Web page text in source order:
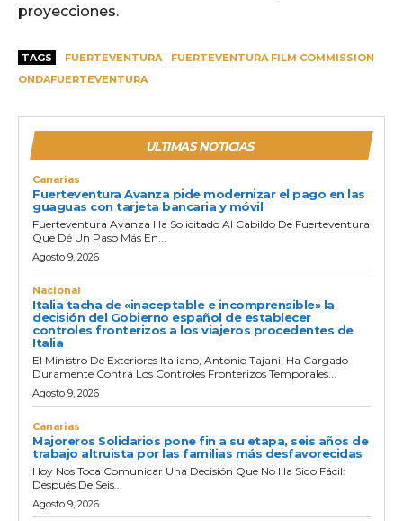
proyecciones.
TAGS FUERTEVENTURA
FUERTEVENTURA FILM COMMISSION
ONDAFUERTEVENTURA
ULTIMAS NOTICIAS
Canarias
Fuerteventura Avanza pide modernizar el pago en las
guaguas con tarjeta bancaria y móvil
Fuerteventura Avanza Ha Solicitado Al Cabildo De Fuerteventura
Que Dé Un Paso Más En...
Agosto 9, 2026
Nacional
Italia tacha de «inaceptable e incomprensible» la
decisión del Gobierno español de establecer
controles fronterizos a los viajeros procedentes de
Italia
El Ministro De Exteriores Italiano, Antonio Tajani, Ha Cargado
Duramente Contra Los Controles Fronterizos Temporales...
Agosto 9, 2026
Canarias
Majoreros Solidarios pone fin a su etapa, seis años de
trabajo altruista por las familias más desfavorecidas
Hoy Nos Toca Comunicar Una Decisión Que No Ha Sido Fácil:
Después De Seis...
Agosto 9, 2026